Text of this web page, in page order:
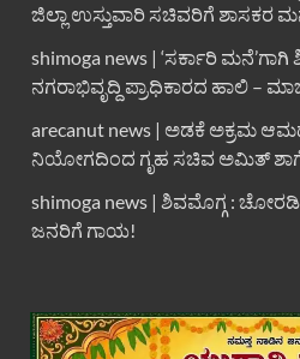
ಜಿಲ್ಲಾ ಉಸ್ತುವಾರಿ ಸಚಿವರಿಗೆ ಶಾಸಕರ
shimoga news | ‘ಸರ್ಕಾರಿ ಮನೆ’ಗಾಗಿ
ನಗರಾಭಿವೃದ್ದಿ ಪ್ರಾಧಿಕಾರದ ಹಾಲಿ –
arecanut news | ಅಡಕೆ ಅಕ್ರಮ
ನಿಯೋಗದಿಂದ ಗೃಹ ಸಚಿವ ಅಮಿತ್
shimoga news | ಶಿವಮೊಗ್ಗ : ಚೋರಡಿ
ಜನರಿಗೆ ಗಾಯ!